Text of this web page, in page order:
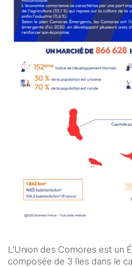
L’Union des Comores est un
composée de 3 îles dans le